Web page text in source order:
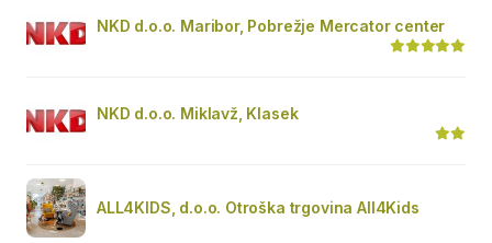
NKD d.o.o. Maribor, Pobrežje Mercator center
NKD d.o.o. Miklavž, Klasek
ALL4KIDS, d.o.o. Otroška trgovina All4Kids